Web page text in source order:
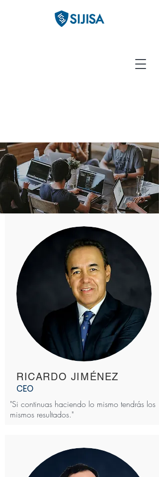
RICARDO JIMÉNEZ
CEO
"Si continuas haciendo lo mismo tendrás los
mismos resultados."